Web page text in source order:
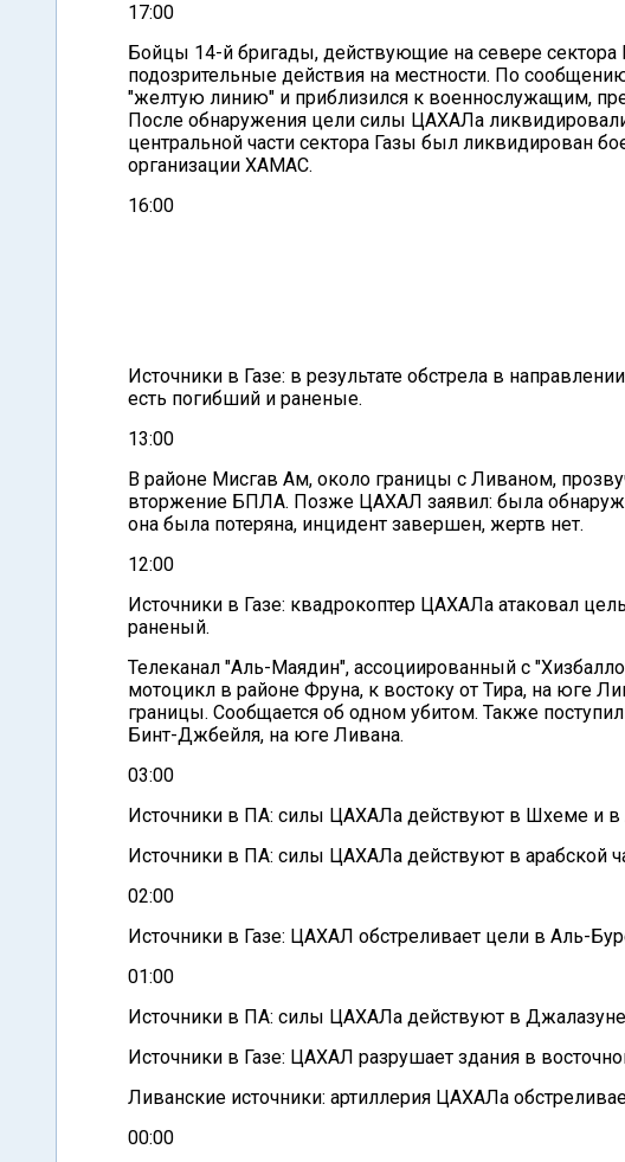
17:00
Бойцы 14-й бригады, действующие на севере сектора
подозрительные действия на местности. По
"желтую линию" и приблизился к военнослужащим,
После обнаружения цели силы ЦАХАЛа
центральной части сектора Газы был ликвидирован
организации ХАМАС.
16:00
Источники в Газе: в результате обстрела в
есть погибший и раненые.
13:00
В районе Мисгав Ам, около границы с Ливаном,
вторжение БПЛА. Позже ЦАХАЛ заявил: была
она была потеряна, инцидент завершен, жертв нет.
12:00
Источники в Газе: квадрокоптер ЦАХАЛа атаковал
раненый.
Телеканал "Аль-Маядин", ассоциированный с
мотоцикл в районе Фруна, к востоку от Тира, на юге
границы. Сообщается об одном убитом. Также
Бинт-Джбейля, на юге Ливана.
03:00
Источники в ПА: силы ЦАХАЛа действуют в Шхеме и в
Источники в ПА: силы ЦАХАЛа действуют в арабской
02:00
Источники в Газе: ЦАХАЛ обстреливает цели в Аль-
01:00
Источники в ПА: силы ЦАХАЛа действуют в
Источники в Газе: ЦАХАЛ разрушает здания в
Ливанские источники: артиллерия ЦАХАЛа
00:00